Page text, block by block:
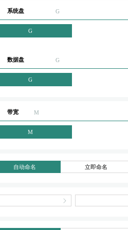
系统盘 G
G
数据盘 G
G
带宽 M
M
自动命名 立即命名